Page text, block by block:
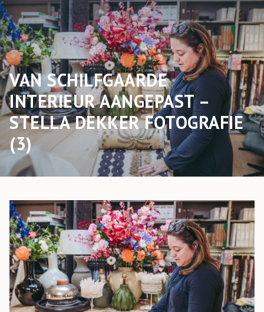
VAN SCHILFGAARDE
INTERIEUR AANGEPAST –
STELLA DEKKER FOTOGRAFIE
(3)